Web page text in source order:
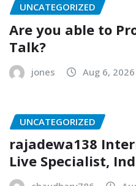
UNCATEGORIZED
Are you able to
Talk?
jones Aug 6, 2026
UNCATEGORIZED
rajadewa138
Live Specialist,